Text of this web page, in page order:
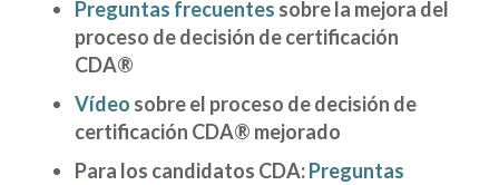
Preguntas frecuentes sobre la mejora del
proceso de decisión de certificación
CDA®
Vídeo sobreel proceso de decisión de
certificación CDA® mejorado
Para los candidatos CDA:Preguntas